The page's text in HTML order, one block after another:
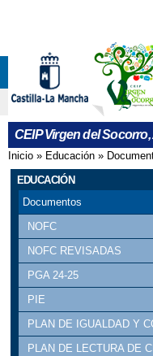
CEIP Virgen del
Se encuentra
Inicio » Educación »
EDUCACIÓN
Documentos
NOFC
NOFC REVISADAS
PGA 24-25
PIE
PLAN DE IGUALDAD Y
PLAN DE LECTURA DE